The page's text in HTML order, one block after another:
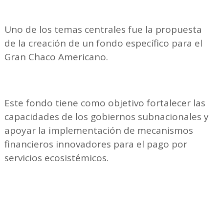
Uno de los temas centrales fue la propuesta
de la creación de un fondo específico para el
Gran Chaco Americano.
Este fondo tiene como objetivo fortalecer las
capacidades de los gobiernos subnacionales y
apoyar la implementación de mecanismos
financieros innovadores para el pago por
servicios ecosistémicos.